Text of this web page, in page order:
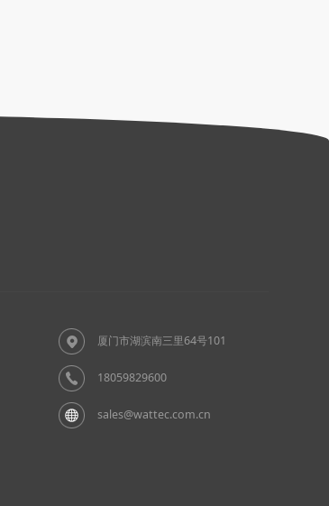
厦门市湖滨南三里64号101
18059829600
sales@wattec.com.cn